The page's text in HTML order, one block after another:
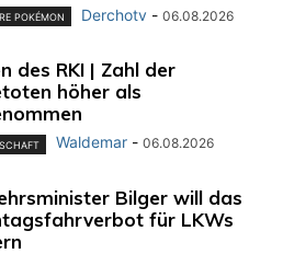
POKÉMON Derchotv - 06.08.2026
des RKI | Zahl der
höher als
Waldemar - 06.08.2026
Bilger will das
für LKWs